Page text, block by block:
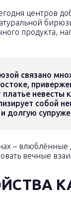
центров
продукта,
связано
невесты
собой
долгую
– влюблённые
вечные